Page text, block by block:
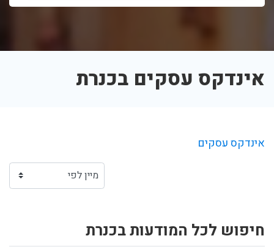
אינדקס עסקים בכנרת
אינדקס עסקים
חיפוש לכל המודעות בכנרת